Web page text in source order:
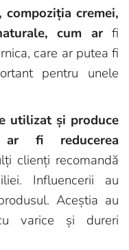
compoziția cremei,
cum arfi
care ar putea fi
pentru unele
utilizat și produce
fi reducerea
clienți recomandă
Influencerii au
Aceștia au
varice și dureri